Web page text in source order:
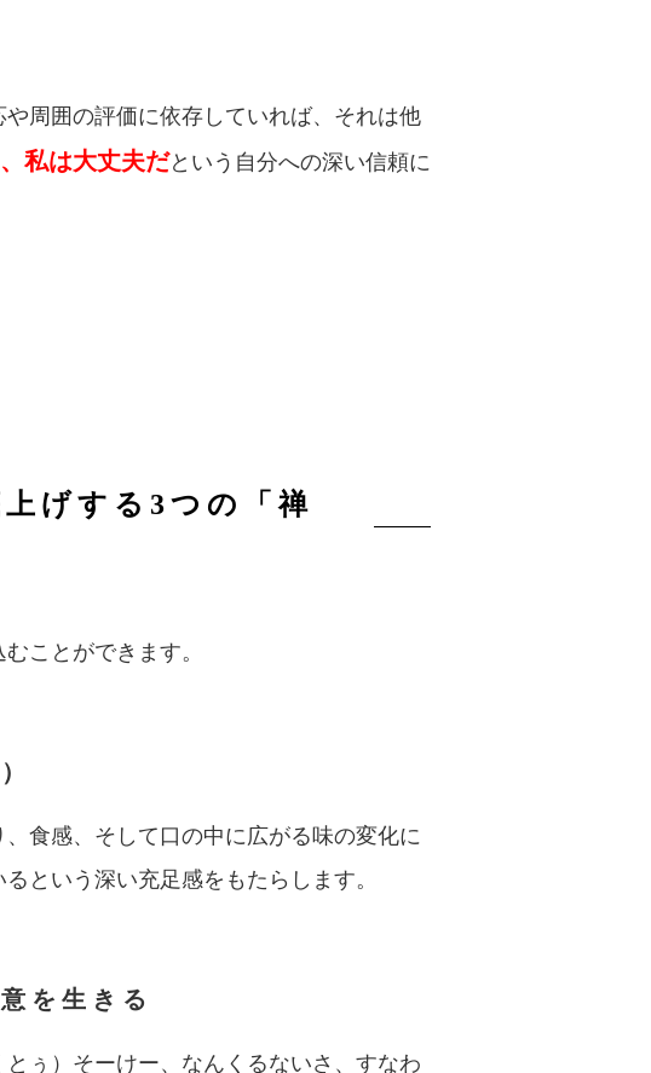
周囲の評価に依存していれば、それは他
私は大丈夫だという自分への深い信頼に
げする3つの「禅
ことができます。
食感、そして口の中に広がる味の変化に
という深い充足感をもたらします。
を生きる
ぅ）そーけー、なんくるないさ、すなわ